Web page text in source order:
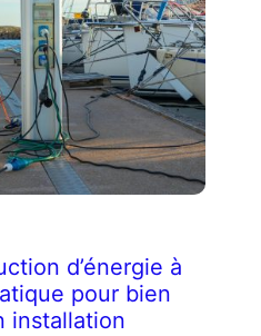
d’énergie à
pour bien
installation